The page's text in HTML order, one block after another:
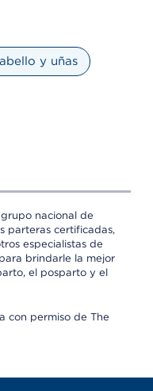
y uñas
nacional de
parteras certificadas,
especialistas de
brindarle la mejor
el posparto y el
con permiso de The